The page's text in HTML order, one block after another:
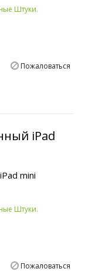
Штуки.
Пожаловаться
iPad
mini
Штуки.
Пожаловаться